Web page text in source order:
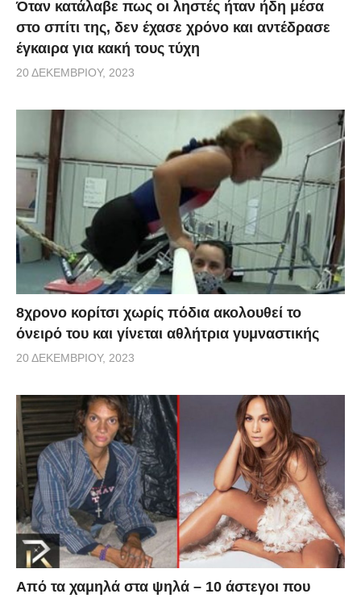
Όταν κατάλαβε πως οι ληστές ήταν ήδη μέσα
στο σπίτι της, δεν έχασε χρόνο και αντέδρασε
έγκαιρα για κακή τους τύχη
20 ΔΕΚΕΜΒΡΊΟΥ, 2023
8χρονο κορίτσι χωρίς πόδια ακολουθεί το
όνειρό του και γίνεται αθλήτρια γυμναστικής
20 ΔΕΚΕΜΒΡΊΟΥ, 2023
Από τα χαμηλά στα ψηλά – 10 άστεγοι που